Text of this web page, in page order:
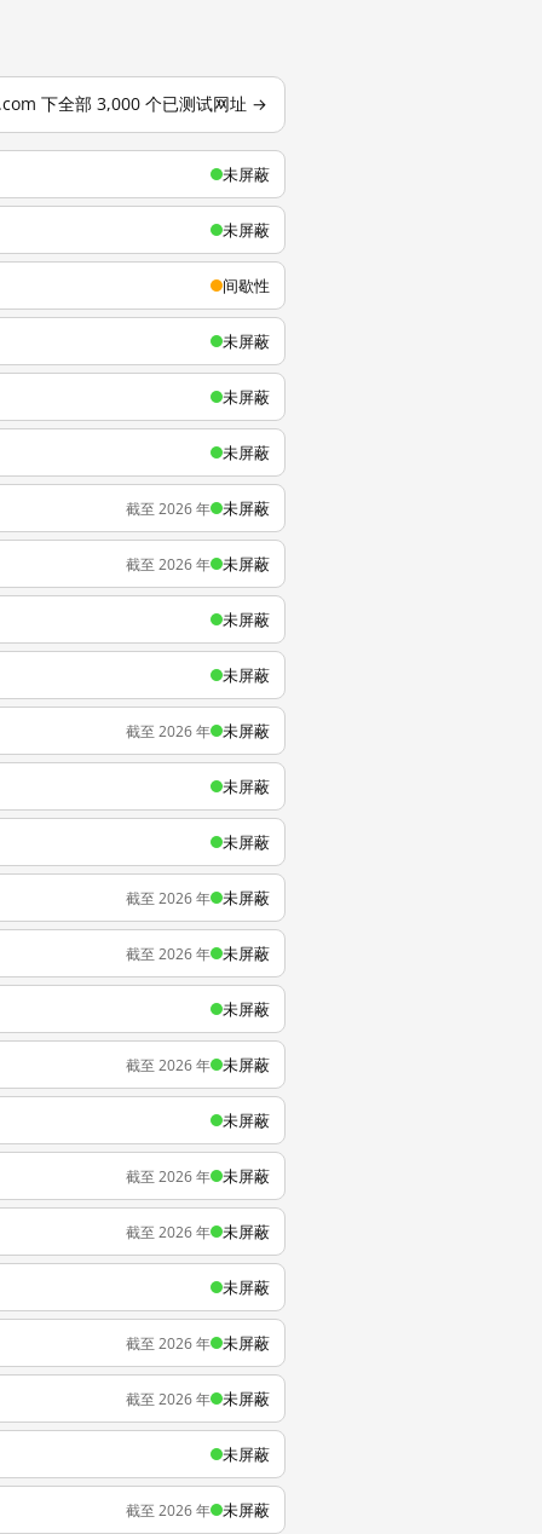
下全部 3,000 个已测试网址 →
未屏蔽
未屏蔽
间歇性
未屏蔽
未屏蔽
未屏蔽
截至 2026 年 未屏蔽
截至 2026 年 未屏蔽
未屏蔽
未屏蔽
截至 2026 年 未屏蔽
未屏蔽
未屏蔽
截至 2026 年 未屏蔽
截至 2026 年 未屏蔽
未屏蔽
截至 2026 年 未屏蔽
未屏蔽
截至 2026 年 未屏蔽
截至 2026 年 未屏蔽
未屏蔽
截至 2026 年 未屏蔽
截至 2026 年 未屏蔽
未屏蔽
截至 2026 年 未屏蔽